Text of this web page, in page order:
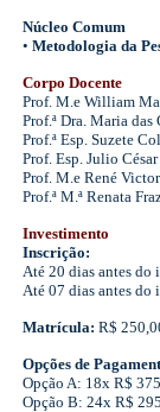
Núcleo Comum
• Metodologia da
Corpo Docente
Prof. M.e William
Prof.ª Dra. Maria das
Prof.ª Esp. Suzete
Prof. Esp. Julio
Prof. M.e René
Prof.ª M.ª Renata
Investimento
Inscrição:
Até 20 dias antes
Até 07 dias antes
Matrícula: R$
Opções de
Opção A: 18x R$
Opção B: 24x R$